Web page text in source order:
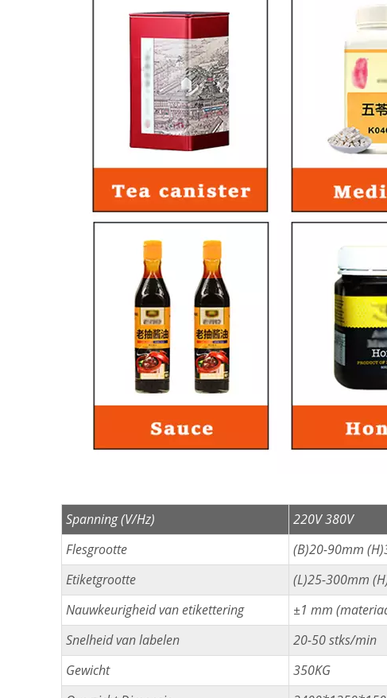
Spanning (V/Hz)
220V 380V
Flesgrootte
(B)20-90mm
Etiketgrootte
(L)25-300mm
Nauwkeurigheid van etikettering
±1 mm
Snelheid van labelen
20-50 stks/min
Gewicht
350KG